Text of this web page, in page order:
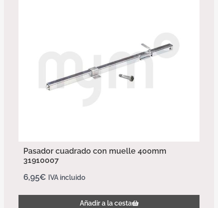
Pasador cuadrado con muelle 400mm
31910007
6,95€ IVA incluido
Añadir a la cesta